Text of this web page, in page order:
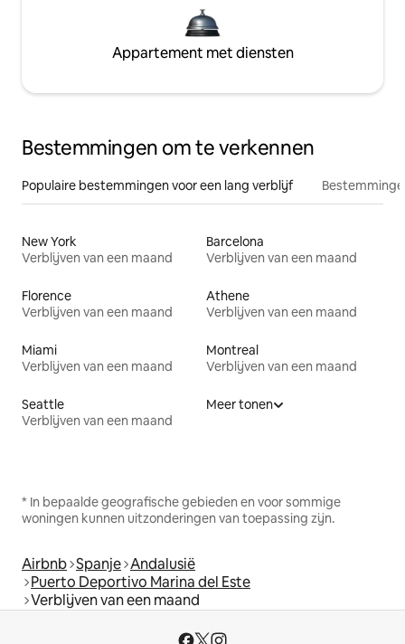
Appartement met diensten
Bestemmingen om te verkennen
Populaire bestemmingen voor een lang verblijf
New York
Verblijven van een maand
Barcelona
Verblijven van een maand
Florence
Verblijven van een maand
Athene
Verblijven van een maand
Miami
Verblijven van een maand
Montreal
Verblijven van een maand
Seattle
Verblijven van een maand
Meer tonen
* In bepaalde geografische gebieden en voor sommige
woningen kunnen uitzonderingen van toepassing zijn.
Airbnb Spanje Andalusië
Puerto Deportivo Marina del Este
Verblijven van een maand